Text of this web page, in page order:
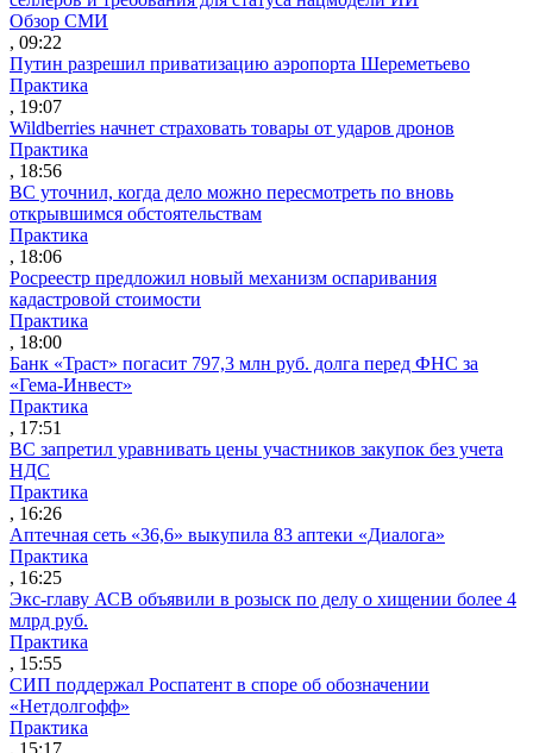
Обзор СМИ
, 09:22
Путин разрешил приватизацию аэропорта Шереметьево
Практика
, 19:07
Wildberries начнет страховать товары от ударов дронов
Практика
, 18:56
ВС уточнил, когда дело можно пересмотреть по вновь
открывшимся обстоятельствам
Практика
, 18:06
Росреестр предложил новый механизм оспаривания
кадастровой стоимости
Практика
, 18:00
Банк «Траст» погасит 797,3 млн руб. долга перед ФНС за
«Гема-Инвест»
Практика
, 17:51
ВС запретил уравнивать цены участников закупок без учета
НДС
Практика
, 16:26
Аптечная сеть «36,6» выкупила 83 аптеки «Диалога»
Практика
, 16:25
Экс-главу АСВ объявили в розыск по делу о хищении более 4
млрд руб.
Практика
, 15:55
СИП поддержал Роспатент в споре об обозначении
«Нетдолгофф»
Практика
, 15:17